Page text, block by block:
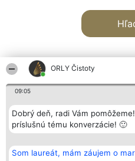
ORLY Čistoty
09:05
Dobrý deň, radi Vám
príslušnú tému konverzácie! 🙂
Som laureát, mám záujem o
Organizátor hodnotenia
Bright Side Solutions sp. z o.
o. sp. k.
Wrocław 50-079
KRS 0000749100 | Regon
Laureáti
Lista